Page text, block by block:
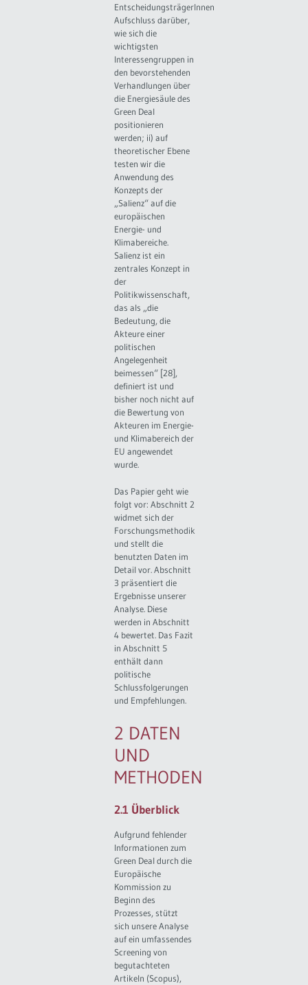
EntscheidungsträgerInnen
Aufschluss darüber,
wie sich die
wichtigsten
Interessengruppen in
den bevorstehenden
Verhandlungen über
die Energiesäule des
Green Deal
positionieren
werden; ii) auf
theoretischer Ebene
testen wir die
Anwendung des
Konzepts der
„Salienz“ auf die
europäischen
Energie- und
Klimabereiche.
Salienz ist ein
zentrales Konzept in
der
Politikwissenschaft,
das als „die
Bedeutung, die
Akteure einer
politischen
Angelegenheit
beimessen“ [28],
definiert ist und
bisher noch nicht auf
die Bewertung von
Akteuren im Energie-
und Klimabereich der
EU angewendet
wurde.
Das Papier geht wie
folgt vor: Abschnitt 2
widmet sich der
Forschungsmethodik
und stellt die
benutzten Daten im
Detail vor. Abschnitt
3 präsentiert die
Ergebnisse unserer
Analyse. Diese
werden in Abschnitt
4 bewertet. Das Fazit
in Abschnitt 5
enthält dann
politische
Schlussfolgerungen
und Empfehlungen.
2 DATEN
UND
METHODEN
2.1 Überblick
Aufgrund fehlender
Informationen zum
Green Deal durch die
Europäische
Kommission zu
Beginn des
Prozesses, stützt
sich unsere Analyse
auf ein umfassendes
Screening von
begutachteten
Artikeln (Scopus),